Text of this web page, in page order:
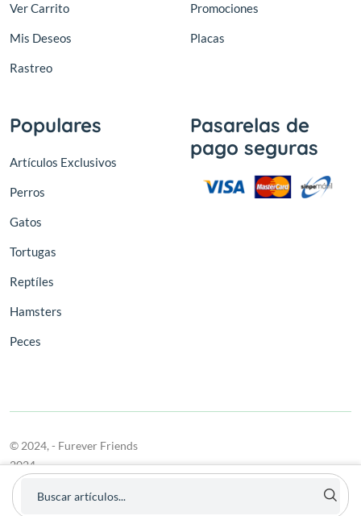
Ver Carrito
Mis Deseos
Rastreo
Promociones
Placas
Populares
Artículos Exclusivos
Perros
Gatos
Tortugas
Reptíles
Hamsters
Peces
Pasarelas de
pago seguras
© 2024, - Furever Friends
2024